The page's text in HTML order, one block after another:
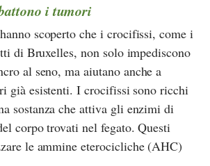
i tumori
scoperto che i crocifissi, come i
di Bruxelles, non solo impediscono
al seno, ma aiutano anche a
già esistenti. I crocifissi sono ricchi
sostanza che attiva gli enzimi di
corpo trovati nel fegato. Questi
le ammine eterocicliche (AHC)